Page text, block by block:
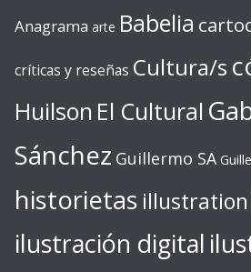
Anagrama arte Babelia
críticas y reseñas Cultura/s
Huilson El Cultural
Sánchez Guillermo SA
historietas illustration
ilustración digital